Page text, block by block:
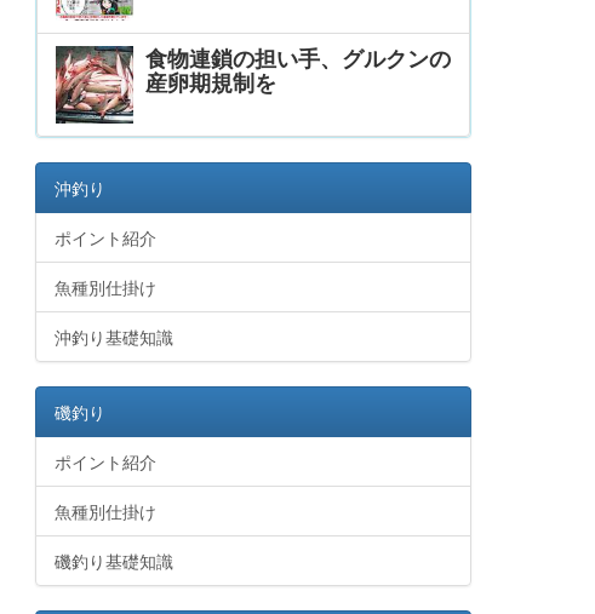
食物連鎖の担い手、グルクンの
産卵期規制を
沖釣り
ポイント紹介
魚種別仕掛け
沖釣り基礎知識
磯釣り
ポイント紹介
魚種別仕掛け
磯釣り基礎知識